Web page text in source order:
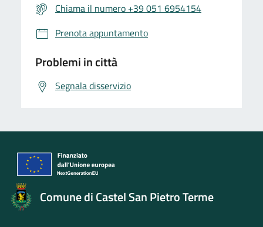
Chiama il numero +39 051 6954154
Prenota appuntamento
Problemi in città
Segnala disservizio
Comune di Castel San Pietro Terme